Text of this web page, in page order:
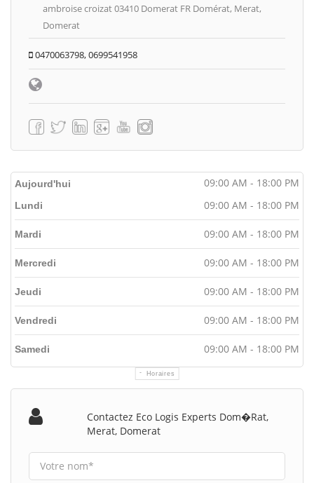
ambroise croizat 03410 Domerat FR Domérat, Merat,
Domerat
0470063798, 0699541958
Aujourd'hui 09:00 AM - 18:00 PM
Horaires
Lundi 09:00 AM - 18:00 PM
Mardi 09:00 AM - 18:00 PM
Mercredi 09:00 AM - 18:00 PM
Jeudi 09:00 AM - 18:00 PM
Vendredi 09:00 AM - 18:00 PM
Samedi 09:00 AM - 18:00 PM
Contactez Eco Logis Experts Dom�rat,
Merat, Domerat